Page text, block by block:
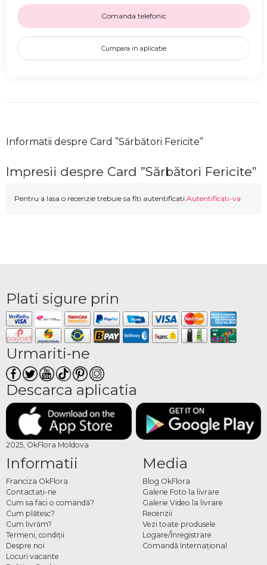
Comanda telefonic
Cumpara in aplicatie
Informatii despre Card ”Sărbători Fericite”
Impresii despre Card ”Sărbători Fericite”
Pentru a lasa o recenzie trebuie sa fiti autentificati Autentificati-va
Plati sigure prin
Urmariti-ne
Descarca aplicatia
2025, OkFlora Moldova
Informatii
Franciza OkFlora
Contactaţi-ne
Cum sa faci o comandă?
Cum plătesc?
Cum livrăm?
Termeni, condiţii
Despre noi
Locuri vacante
Media
Blog OkFlora
Galerie Foto la livrare
Galerie Video la livrare
Recenzii
Vezi toate produsele
Logare/Înregistrare
Comandă Internațional